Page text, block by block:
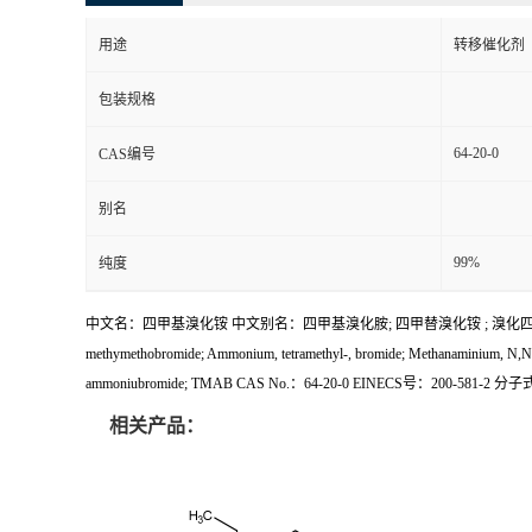
用途 转移催化剂
包装规格
CAS编号 64-20-0
别名
纯度 99%
中文名：四甲基溴化铵 中文别名：四甲基溴化胺; 四甲替溴化铵 ; 溴化
methymethobromide; Ammonium, tetramethyl-, bromide; Methanaminium,
ammoniubromide; TMAB CAS No.：64-20-0 EINECS号：200-581-2 分子
相关产品：